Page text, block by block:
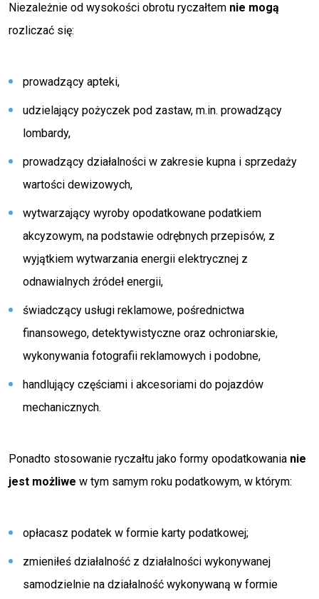
Niezależnie od wysokości obrotu ryczałtem nie mogą
rozliczać się:
prowadzący apteki,
udzielający pożyczek pod zastaw, m.in. prowadzący
lombardy,
prowadzący działalności w zakresie kupna i sprzedaży
wartości dewizowych,
wytwarzający wyroby opodatkowane podatkiem
akcyzowym, na podstawie odrębnych przepisów, z
wyjątkiem wytwarzania energii elektrycznej z
odnawialnych źródeł energii,
świadczący usługi reklamowe, pośred­nictwa
finansowego, detek­tywistyczne oraz ochroniarskie,
wykonywania fotografii reklamowych i podobne,
handlujący częściami i akcesoriami do pojazdów
mechanicznych.
Ponadto stosowanie ryczałtu jako formy opodatkowania nie
jest możliwe w tym samym roku podatkowym, w którym:
opłacasz podatek w formie karty podatkowej;
zmieniłeś działalność z działalności wykonywanej
samodzielnie na działalność wykonywaną w formie